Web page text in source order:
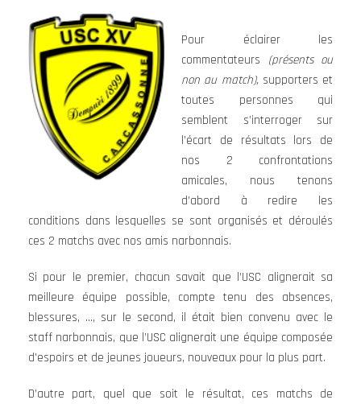
Pour éclairer les
commentateurs (présents ou
non au match),supporters et
toutes personnes qui
semblent s’interroger sur
l’écart de résultats lors de
nos 2 confrontations
amicales, nous tenons
d’abord à redire les
conditions dans lesquelles se sont organisés et déroulés
ces 2 matchs avec nos amis narbonnais.
Si pour le premier, chacun savait que l’USC alignerait sa
meilleure équipe possible, compte tenu des absences,
blessures, …, sur le second, il était bien convenu avec le
staff narbonnais, que l’USC alignerait une équipe composée
d’espoirs et de jeunes joueurs, nouveaux pour la plus part.
D’autre part, quel que soit le résultat, ces matchs de